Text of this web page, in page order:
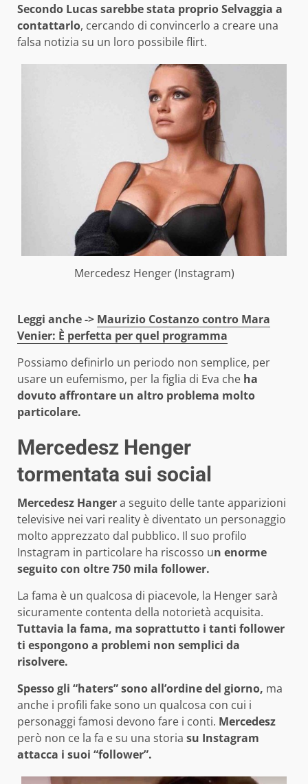
Secondo Lucas sarebbe stata proprio Selvaggia a
contattarlo, cercando di convincerlo a creare una
falsa notizia su un loro possibile flirt.
Mercedesz Henger (Instagram)
Leggi anche -> Maurizio Costanzo contro Mara
Venier: È perfetta per quel programma
Possiamo definirlo un periodo non semplice, per
usare un eufemismo, per la figlia di Eva che ha
dovuto affrontare un altro problema molto
particolare.
Mercedesz Henger
tormentata sui social
Mercedesz Hangera seguito delle tante apparizioni
televisive nei vari reality è diventato un personaggio
molto apprezzato dal pubblico. Il suo profilo
Instagram in particolare ha riscosso un enorme
seguito con oltre 750 mila follower.
La fama è un qualcosa di piacevole, la Henger sarà
sicuramente contenta della notorietà acquisita.
Tuttavia la fama, ma soprattutto i tanti follower
ti espongono a problemi non semplici da
risolvere.
Spesso gli “haters” sono all’ordine del giorno, ma
anche i profili fake sono un qualcosa con cui i
personaggi famosi devono fare i conti. Mercedesz
però non ce la fa e su una storia su Instagram
attacca i suoi “follower”.